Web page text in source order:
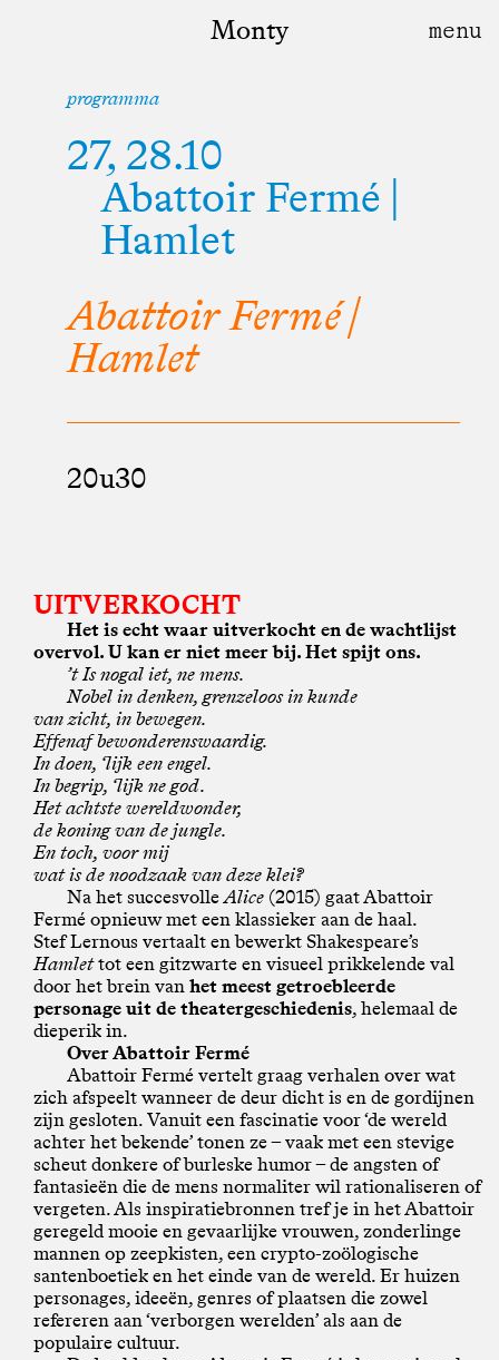
Monty
programma
27, 28.10
Abattoir Fermé |
Hamlet
Abattoir Fermé |
Hamlet
20u30
UITVERKOCHT
Het is echt waar uitverkocht en de wachtlijst
overvol. U kan er niet meer bij. Het spijt ons.
’t Is nogal iet, ne mens.
Nobel in denken, grenzeloos in kunde
van zicht, in bewegen.
Effenaf bewonderenswaardig.
In doen, ‘lijk een engel.
In begrip, ‘lijk ne god.
Het achtste wereldwonder,
de koning van de jungle.
En toch, voor mij
wat is de noodzaak van deze klei?
Na het succesvolleAlice (2015) gaat Abattoir
Fermé opnieuw met een klassieker aan de haal.
Stef Lernous vertaalt en bewerkt Shakespeare’s
Hamlettot een gitzwarte en visueel prikkelende val
door het brein van het meest getroebleerde
personage uit de theatergeschiedenis, helemaal de
dieperik in.
Over Abattoir Fermé
Abattoir Fermé vertelt graag verhalen over wat
zich afspeelt wanneer de deur dicht is en de gordijnen
zijn gesloten. Vanuit een fascinatie voor ‘de wereld
achter het bekende’ tonen ze – vaak met een stevige
scheut donkere of burleske humor – de angsten of
fantasieën die de mens normaliter wil rationaliseren of
vergeten. Als inspiratiebronnen tref je in het Abattoir
geregeld mooie en gevaarlijke vrouwen, zonderlinge
mannen op zeepkisten, een crypto-zoölogische
santenboetiek en het einde van de wereld. Er huizen
personages, ideeën, genres of plaatsen die zowel
refereren aan ‘verborgen werelden’ als aan de
populaire cultuur.